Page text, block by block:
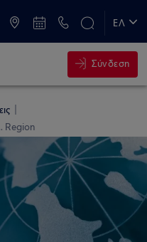
ΕΛ
Σύνδεση
Region